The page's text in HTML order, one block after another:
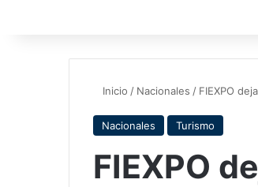
Inicio / Nacionales / FIEXPO
Nacionales Turismo
FIEXPO